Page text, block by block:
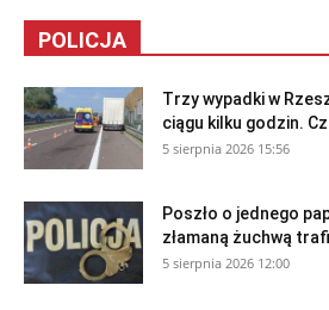
POLICJA
Trzy wypadki w
ciągu kilku godzin.
5 sierpnia 2026 15:56
Poszło o jednego
złamaną żuchwą
5 sierpnia 2026 12:00